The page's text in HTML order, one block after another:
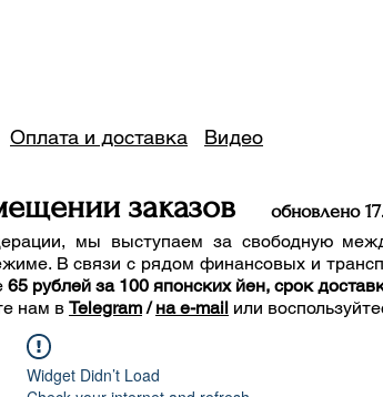
Оплата и доставка Видео
заказов обновлено 17
мы выступаем за свободную
В связи с рядом финансовых и
65 рублей за 100 японских йен, срок
нам в Telegram/на e-mail или
Widget Didn’t Load